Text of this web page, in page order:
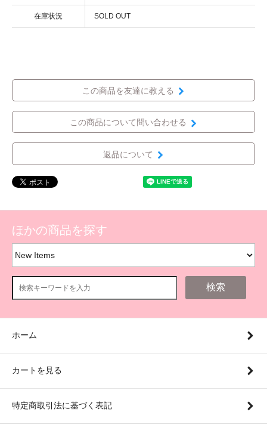
在庫状況 SOLD OUT
この商品を友達に教える
この商品について問い合わせる
返品について
ほかの商品を探す
検索
ホーム
カートを見る
特定商取引法に基づく表記